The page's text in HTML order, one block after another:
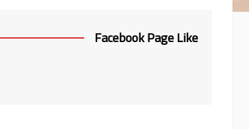
Facebook Page Like